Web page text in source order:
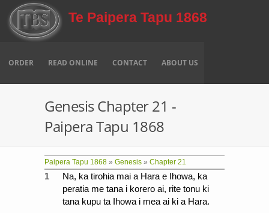
Skip to main content
Te Paipera Tapu 1868
ORDER READ ONLINE CONTACT ABOUT US
Genesis Chapter 21 -
Paipera Tapu 1868
Paipera Tapu 1868 » Genesis » Chapter 21
1
Na, ka tirohia mai a Hara e Ihowa, ka
peratia me tana i korero ai, rite tonu ki
tana kupu ta Ihowa i mea ai ki a Hara.